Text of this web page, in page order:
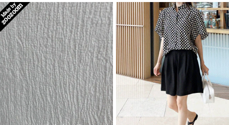
다.